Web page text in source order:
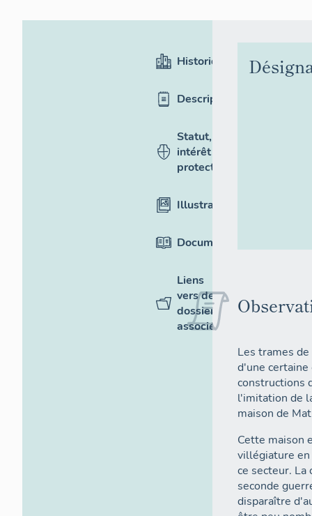
Historique
Description
Statut,
intérêt et
protection
Illustrations
Documentation
Liens
vers des
dossiers
associés
Les trames
d'une
constructions
l'imitation de
maison de
Cette maison
villégiature
ce secteur.
seconde
disparaître